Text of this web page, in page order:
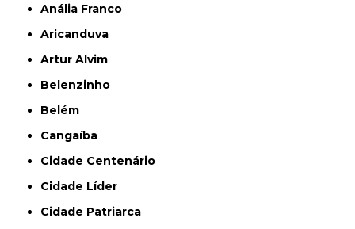
Anália Franco
Aricanduva
Artur Alvim
Belenzinho
Belém
Cangaíba
Cidade Centenário
Cidade Líder
Cidade Patriarca